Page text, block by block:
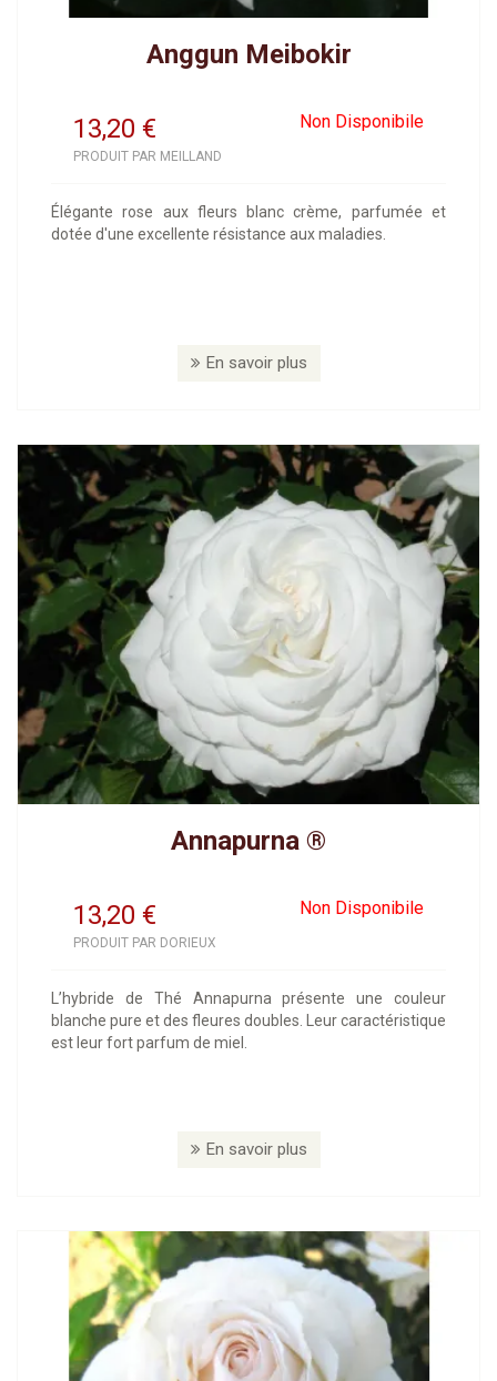
Anggun Meibokir
13,20 Non Disponibile
€
PRODUIT PAR MEILLAND
Élégante rose aux fleurs blanc crème, parfumée et
dotée d'une excellente résistance aux maladies.
En savoir plus
Annapurna ®
13,20 Non Disponibile
€
PRODUIT PAR DORIEUX
L’hybride de Thé Annapurna présente une couleur
blanche pure et des fleures doubles. Leur caractéristique
est leur fort parfum de miel.
En savoir plus